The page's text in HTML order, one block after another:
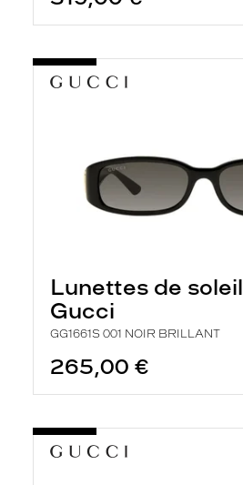
Lunettes de soleil
Gucci
GG1661S 001 NOIR BRILLANT
265,00 €